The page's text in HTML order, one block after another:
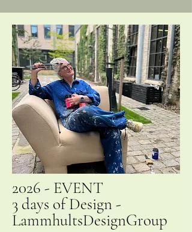
2026 - EVENT
3 days of Design -
LammhultsDesignGroup